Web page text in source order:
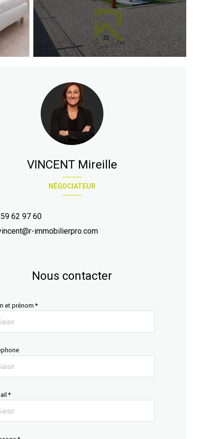
NÉGOCIATEUR
VINCENT Mireille
62 97 60
immobilierpro.com
Nous contacter
et prénom *
*